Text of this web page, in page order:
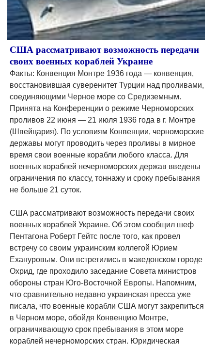
США рассматривают возможность передачи
своих военных кораблей Украине
Факты: Конвенция Монтре 1936 года — конвенция,
восстановившая суверенитет Турции над проливами,
соединяющими Черное море со Средиземным.
Принята на Конференции о режиме Черноморских
проливов 22 июня — 21 июля 1936 года в г. Монтре
(Швейцария). По условиям Конвенции, черноморские
державы могут проводить через проливы в мирное
время свои военные корабли любого класса. Для
военных кораблей нечерноморских держав введены
ограничения по классу, тоннажу и сроку пребывания
не больше 21 суток.
США рассматривают возможность передачи своих
военных кораблей Украине. Об этом сообщил шеф
Пентагона Роберт Гейтс после того, как провел
встречу со своим украинским коллегой Юрием
Ехануровым. Они встретились в македонском городе
Охрид, где проходило заседание Совета министров
обороны стран Юго-Восточной Европы. Напомним,
что сравнительно недавно украинская пресса уже
писала, что военные корабли США могут закрепиться
в Черном море, обойдя Конвенцию Монтре,
ограничивающую срок пребывания в этом море
кораблей нечерноморских стран. Юридическая